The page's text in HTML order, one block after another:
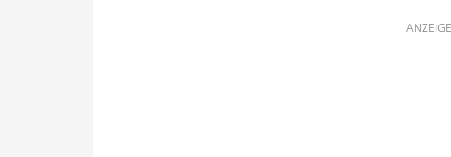
ANZEIGE